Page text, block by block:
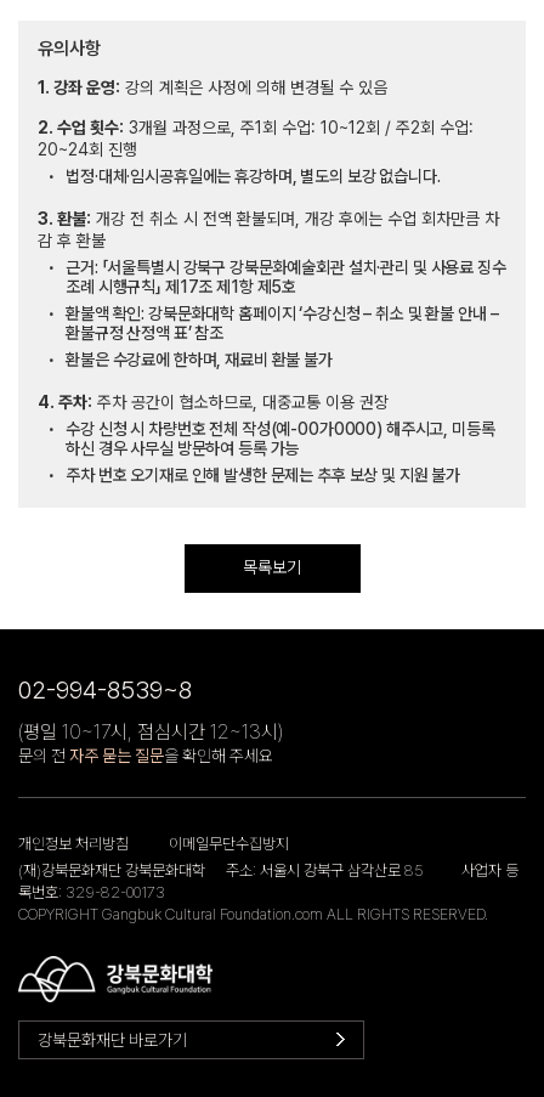
유의사항
1. 강좌 운영: 강의 계획은 사정에 의해 변경될 수 있음
2. 수업 횟수: 3개월 과정으로, 주1회 수업: 10~12회 / 주2회 수업:
20~24회 진행
법정·대체·임시공휴일에는 휴강하며, 별도의 보강 없습니다.
3. 환불: 개강 전 취소 시 전액 환불되며, 개강 후에는 수업 회차만큼 차
감 후 환불
근거: 「서울특별시 강북구 강북문화예술회관 설치·관리 및 사용료 징수
조례 시행규칙」 제17조 제1항 제5호
환불액 확인: 강북문화대학 홈페이지 ‘수강신청 – 취소 및 환불 안내 –
환불규정 산정액 표’ 참조
환불은 수강료에 한하며, 재료비 환불 불가
4. 주차: 주차 공간이 협소하므로, 대중교통 이용 권장
수강 신청 시 차량번호 전체 작성(예-00가0000) 해주시고, 미등록
하신 경우 사무실 방문하여 등록 가능
주차 번호 오기재로 인해 발생한 문제는 추후 보상 및 지원 불가
목록보기
02-994-8539~8
(평일 10~17시, 점심시간 12~13시)
문의 전 자주 묻는 질문을 확인해 주세요
개인정보 처리방침
이메일무단수집방지
(재)강북문화재단 강북문화대학
주소: 서울시 강북구 삼각산로 85
사업자 등
록번호: 329-82-00173
COPYRIGHT Gangbuk Cultural Foundation.com ALL RIGHTS RESERVED.
강북문화재단 바로가기